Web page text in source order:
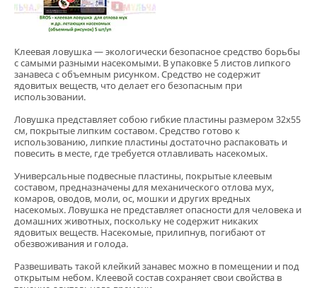
Клеевая ловушка — экологически безопасное средство борьбы
с самыми разными насекомыми. В упаковке 5 листов липкого
занавеса с объемным рисунком. Средство не содержит
ядовитых веществ, что делает его безопасным при
использовании.
Ловушка представляет собою гибкие пластины размером 32х55
см, покрытые липким составом. Средство готово к
использованию, липкие пластины достаточно распаковать и
повесить в месте, где требуется отлавливать насекомых.
Универсальные подвесные пластины, покрытые клеевым
составом, предназначены для механического отлова мух,
комаров, оводов, моли, ос, мошки и других вредных
насекомых. Ловушка не представляет опасности для человека и
домашних животных, поскольку не содержит никаких
ядовитых веществ. Насекомые, прилипнув, погибают от
обезвоживания и голода.
Развешивать такой клейкий занавес можно в помещении и под
открытым небом. Клеевой состав сохраняет свои свойства в